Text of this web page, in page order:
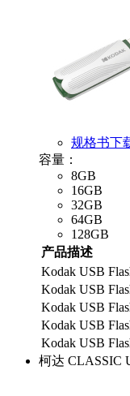
规格书下
容量：
8GB
16GB
32GB
64GB
128GB
产品描述
Kodak USB
Kodak USB
Kodak USB
Kodak USB
Kodak USB
柯达 CLASSIC